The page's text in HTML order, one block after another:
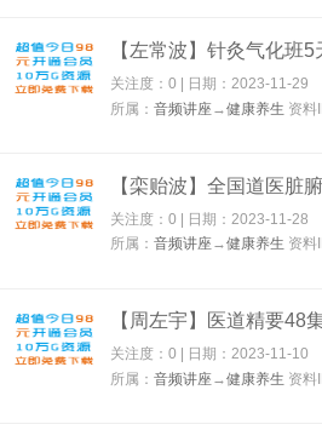
关注度：0 | 日期：2023-11-29
所属：音频讲座→健康养生 资料
关注度：0 | 日期： 2023-11-28
所属：音频讲座→健康养生 资料
关注度：0 | 日期：2023-11-10
所属：音频讲座→健康养生 资料